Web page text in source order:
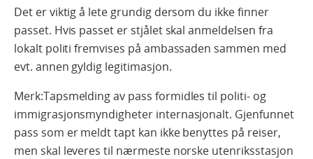
Det er viktig å lete grundig dersom du ikke finner
passet. Hvis passet er stjålet skal anmeldelsen fra
lokalt politi fremvises på ambassaden sammen med
evt. annen gyldig legitimasjon.
Merk:Tapsmelding av pass formidles til politi- og
immigrasjonsmyndigheter internasjonalt. Gjenfunnet
pass som er meldt tapt kan ikke benyttes på reiser,
men skal leveres til nærmeste norske utenriksstasjon